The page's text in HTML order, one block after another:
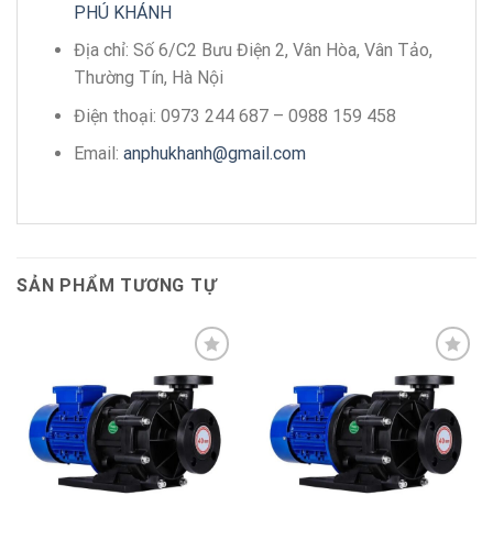
PHÚ KHÁNH
Địa chỉ: Số 6/C2 Bưu Điện 2, Vân Hòa, Vân Tảo,
Thường Tín, Hà Nội
Điện thoại: 0973 244 687 – 0988 159 458
Email: anphukhanh@gmail.com
SẢN PHẨM TƯƠNG TỰ
Add to
wishlist
Add to
wishlist